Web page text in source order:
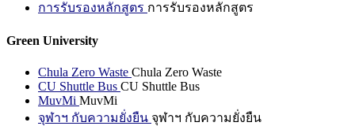
การรับรองหลักสูตร การรับรองหลักสูตร
Green University
Chula Zero Waste Chula Zero Waste
CU Shuttle Bus CU Shuttle Bus
MuvMi MuvMi
จุฬาฯ กับความยั่งยืน จุฬาฯ กับความยั่งยืน